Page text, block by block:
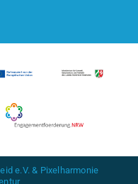
e.V. & Pixelharmonie